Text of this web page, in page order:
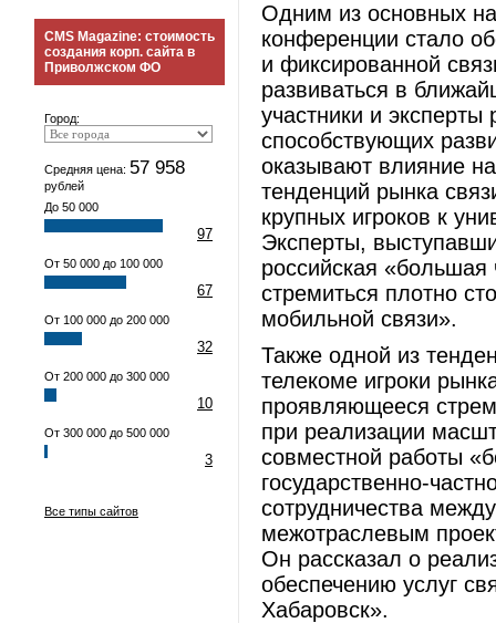
CMS Magazine: стоимость
создания корп. сайта в
Приволжском ФО
Город:
Средняя цена: 57 958
рублей
До 50 000
97
От 50 000 до 100 000
67
От 100 000 до 200 000
32
От 200 000 до 300 000
10
От 300 000 до 500 000
3
Все типы сайтов
Одним из основных
конференции стало
и фиксированной
развиваться в
участники и эксперты
способствующих
оказывают влияние
тенденций рынка
крупных игроков к
Эксперты,
российская «большая
стремиться плотно
мобильной связи».
Также одной из
телекоме игроки
проявляющееся
при реализации
совместной работы
государственно-
сотрудничества
межотраслевым
Он рассказал о
обеспечению услуг
Хабаровск».